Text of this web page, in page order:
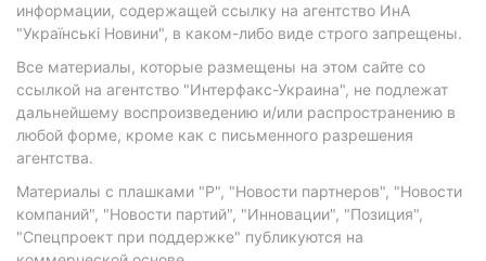
информации, содержащей ссылку на агентство ИнА
"Українські Новини", в каком-либо виде строго запрещены.
Все материалы, которые размещены на этом сайте со
ссылкой на агентство "Интерфакс-Украина", не подлежат
дальнейшему воспроизведению и/или распространению в
любой форме, кроме как с письменного разрешения
агентства.
Материалы с плашками "Р", "Новости партнеров", "Новости
компаний", "Новости партий", "Инновации", "Позиция",
"Спецпроект при поддержке" публикуются на